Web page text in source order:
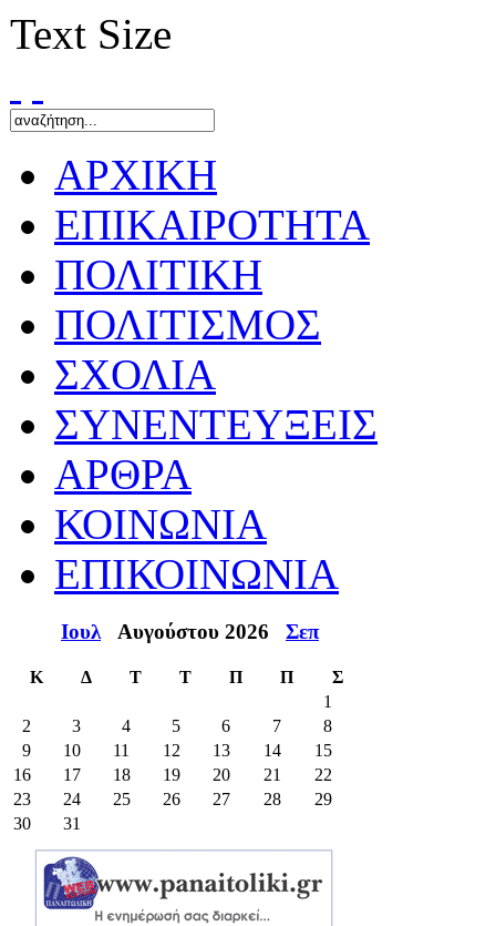
Text Size
ΑΡΧΙΚΗ
ΕΠΙΚΑΙΡΟΤΗΤΑ
ΠΟΛΙΤΙΚΗ
ΠΟΛΙΤΙΣΜΟΣ
ΣΧΟΛΙΑ
ΣΥΝΕΝΤΕΥΞΕΙΣ
ΑΡΘΡΑ
ΚΟΙΝΩΝΙΑ
ΕΠΙΚΟΙΝΩΝΙΑ
Ιουλ Αυγούστου 2026 Σεπ
Κ Δ Τ Τ Π Π
Σ
1
2
3 4 5 6 7
8
9
10 11 12 13 14
15
16
17 18 19 20 21
22
23
24 25 26 27 28
29
30
31